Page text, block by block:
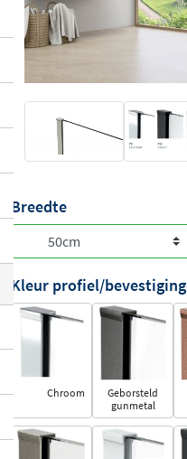
Breedte
Kleur profiel/bevestiging
Chroom
Geborsteld
gunmetal